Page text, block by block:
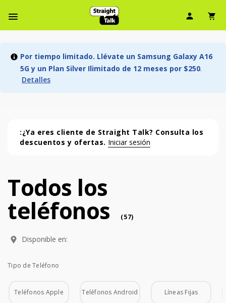
Menú de barra de navegación
Ícono
Por tiempo limitado. Llévate un Samsung Galaxy A16
5G y un Plan Silver Ilimitado de 12 meses por $250.
Detalles
:¿Ya eres cliente de Straight Talk? Consulta los
descuentos y ofertas. Iniciar sesión
Todos los teléfonos (57 phone )
Todos los
teléfonos (57)
Disponible en:
Tipo de Teléfono
Teléfonos Apple Teléfonos Android Líneas Fijas